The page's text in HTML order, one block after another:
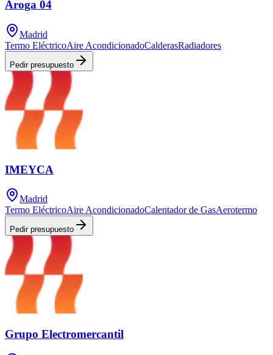
Aroga 04
Madrid
Termo EléctricoAire AcondicionadoCalderasRadiadores
Pedir presupuesto
IMEYCA
Madrid
Termo EléctricoAire AcondicionadoCalentador de GasAerotermo
Pedir presupuesto
Grupo Electromercantil